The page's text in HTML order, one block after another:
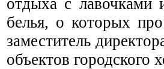
белья, о которых
заместитель
объектов городского